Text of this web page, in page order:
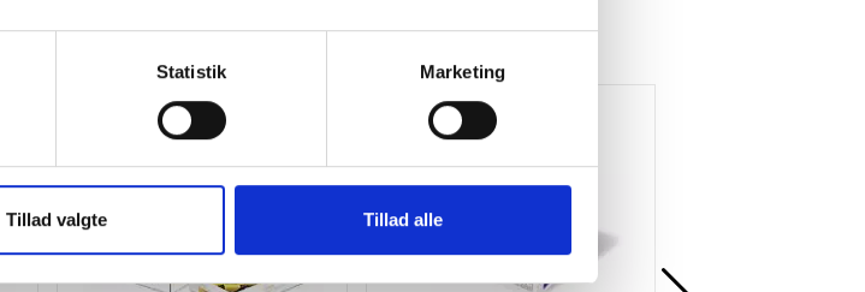
Statistik Marketing
Tillad valgte Tillad alle
Køb mere og spar Køb mere og spar